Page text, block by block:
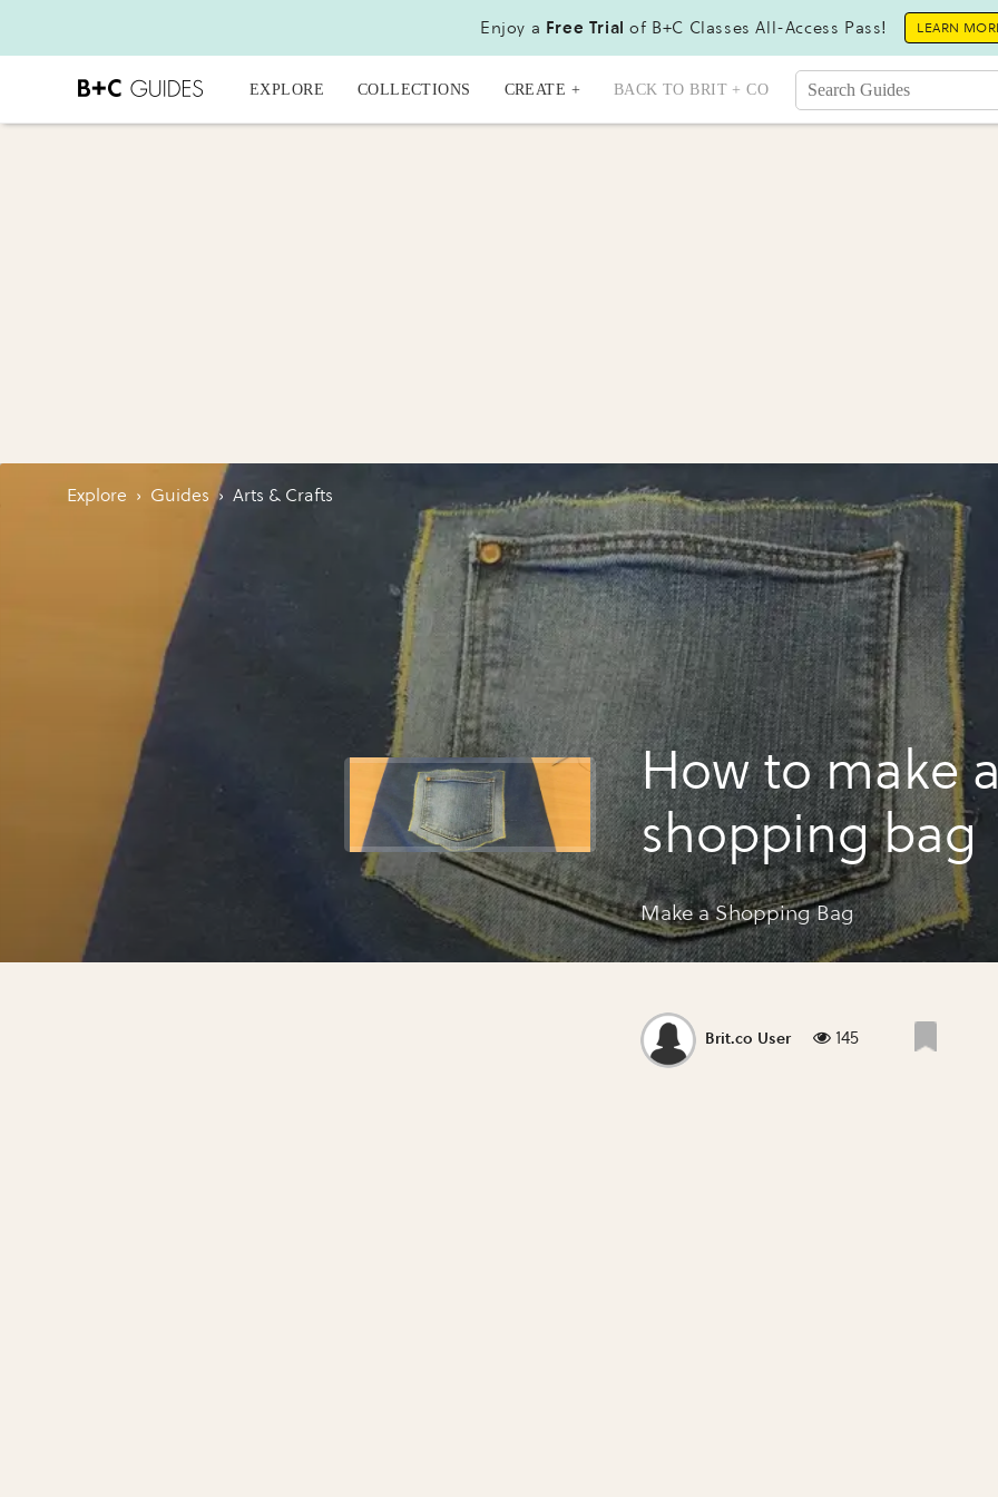
Enjoy a Free Trial of B+C Classes All-Access Pass! LEARN
EXPLORE COLLECTIONS CREATE + BACK TO BRIT + CO
Explore › Guides › Arts & Crafts
How to make
shopping bag
Make a Shopping Bag
Brit.co User 145